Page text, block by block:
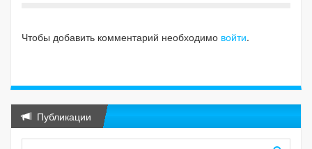
Чтобы добавить комментарий необходимо войти.
Публикации